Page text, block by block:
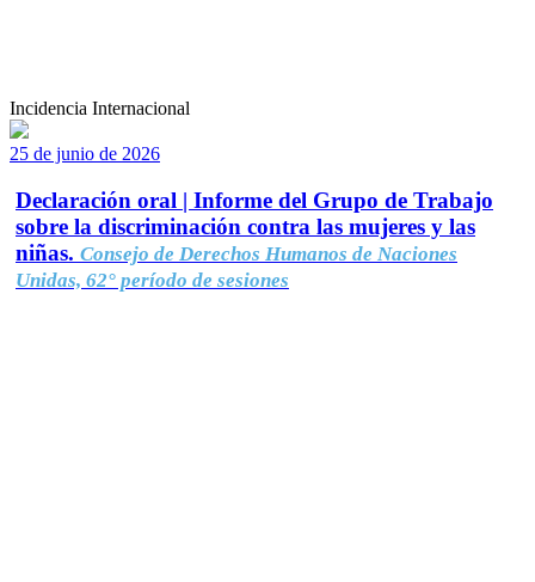
Incidencia Internacional
25 de junio de 2026
Declaración oral | Informe del Grupo de Trabajo
sobre la discriminación contra las mujeres y las
niñas. Consejo de Derechos Humanos de Naciones
Unidas, 62° período de sesiones